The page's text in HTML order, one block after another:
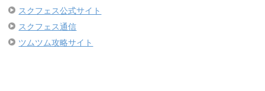
スクフェス公式サイト
スクフェス通信
ツムツム攻略サイト